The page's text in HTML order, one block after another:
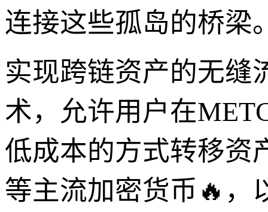
连接这些孤岛的桥梁
实现跨链资产的无缝
术，允许用户在
低成本的方式转移资
等主流加密货币🔥，